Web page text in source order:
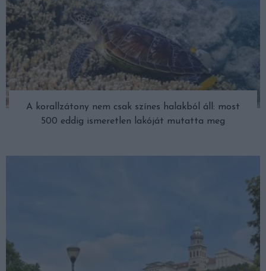
A korallzátony nem csak színes halakból áll: most
500 eddig ismeretlen lakóját mutatta meg